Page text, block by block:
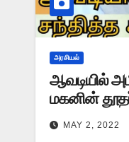
அரசியல்
ஆவடியில்
மகனின்
MAY 2, 2022